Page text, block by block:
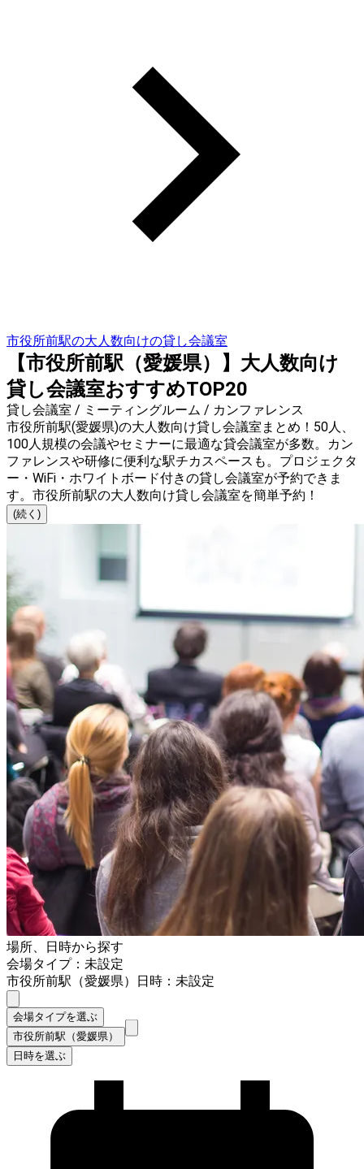
市役所前駅の大人数向けの貸し会議室
【市役所前駅（愛媛県）】大人数向け
貸し会議室おすすめTOP20
貸し会議室 / ミーティングルーム / カンファレンス
市役所前駅(愛媛県)の大人数向け貸し会議室まとめ！50人、
100人規模の会議やセミナーに最適な貸会議室が多数。カン
ファレンスや研修に便利な駅チカスペースも。プロジェクタ
ー・WiFi・ホワイトボード付きの貸し会議室が予約できま
す。市役所前駅の大人数向け貸し会議室を簡単予約！
(続く)
場所、日時から探す
会場タイプ：未設定
市役所前駅（愛媛県）
日時：未設定
会場タイプを選ぶ
市役所前駅（愛媛県）
日時を選ぶ